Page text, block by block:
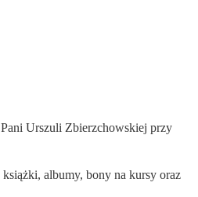
Urszuli Zbierzchowskiej przy
albumy, bony na kursy oraz